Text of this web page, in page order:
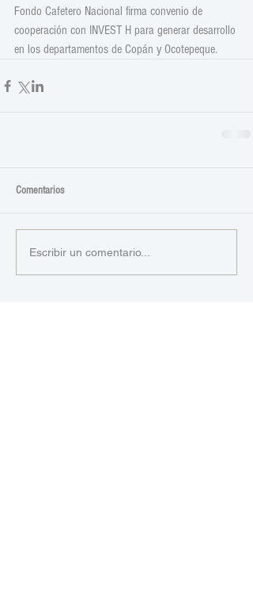
Fondo Cafetero Nacional firma convenio de
cooperación con INVEST H para generar desarrollo
en los departamentos de Copán y Ocotepeque.
Comentarios
Escribir un comentario...